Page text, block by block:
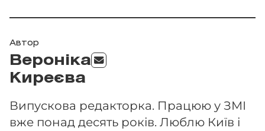
Автор
Вероніка
Киреєва
Випускова редакторка. Працюю у ЗМІ
вже понад десять років. Люблю Київ і